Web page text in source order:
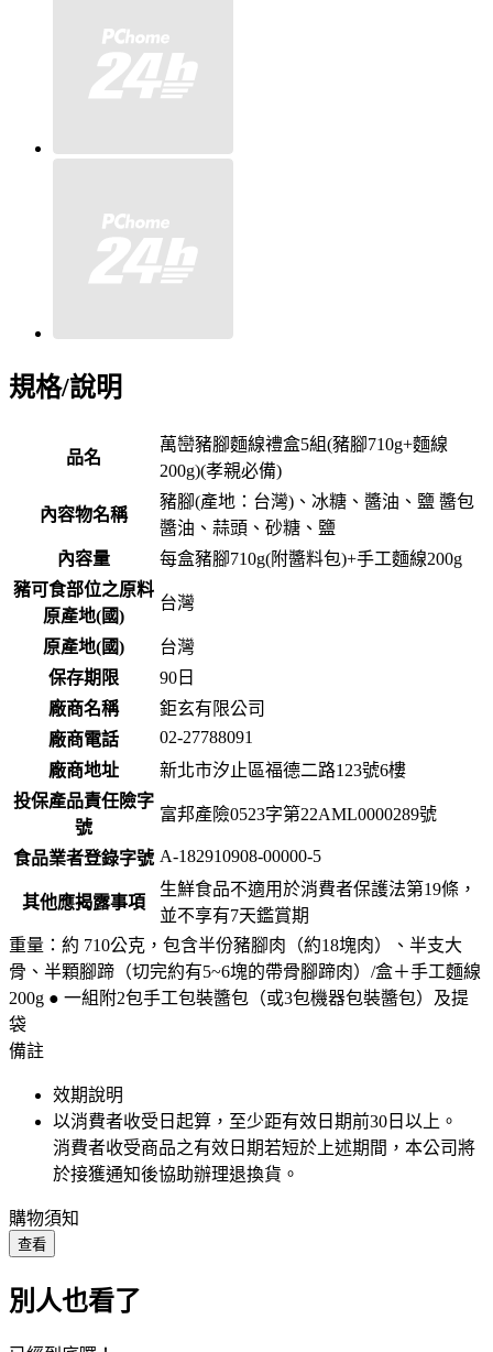
規格/說明
品名
萬巒豬腳麵線禮盒5組(豬腳710g+麵線
200g)(孝親必備)
內容物名稱
豬腳(產地：台灣)、冰糖、醬油、鹽 醬包
醬油、蒜頭、砂糖、鹽
內容量
每盒豬腳710g(附醬料包)+手工麵線200g
豬可食部位之原料
原產地(國)
台灣
原產地(國)
台灣
保存期限
90 日
廠商名稱
鉅玄有限公司
廠商電話
02-27788091
廠商地址
新北市汐止區福德二路123號6樓
投保產品責任險字
號
富邦產險0523字第22AML0000289號
食品業者登錄字號 A-182910908-00000-5
其他應揭露事項
生鮮食品不適用於消費者保護法第19條，
並不享有7天鑑賞期
重量：約 710公克，包含半份豬腳肉（約18塊肉）、半支大
骨、半顆腳蹄（切完約有5~6塊的帶骨腳蹄肉）/盒＋手工麵線
200g ● 一組附2包手工包裝醬包（或3包機器包裝醬包）及提
袋
備註
效期說明
以消費者收受日起算，至少距有效日期前30 日以上。
消費者收受商品之有效日期若短於上述期間，本公司將
於接獲通知後協助辦理退換貨。
購物須知
查看
別人也看了